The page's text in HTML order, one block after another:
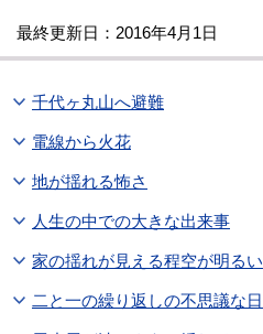
最終更新日：2016年4月1日
千代ヶ丸山へ避難
電線から火花
地が揺れる怖さ
人生の中での大きな出来事
家の揺れが見える程空が明るい
二と一の繰り返しの不思議な日